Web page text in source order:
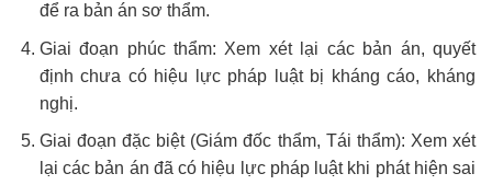
để ra bản án sơ thẩm.
Giai đoạn phúc thẩm: Xem xét lại các bản án, quyết
định chưa có hiệu lực pháp luật bị kháng cáo, kháng
nghị.
Giai đoạn đặc biệt (Giám đốc thẩm, Tái thẩm): Xem xét
lại các bản án đã có hiệu lực pháp luật khi phát hiện sai